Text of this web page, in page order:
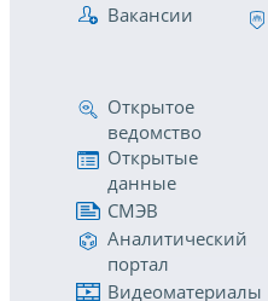
Вакансии
Открытое
ведомство
Открытые
данные
СМЭВ
Аналитический
портал
Видеоматериалы